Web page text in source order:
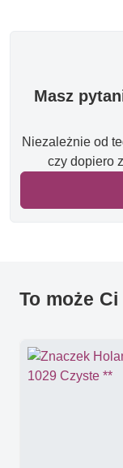
Masz
Niezależnie od
czy dopiero
To może